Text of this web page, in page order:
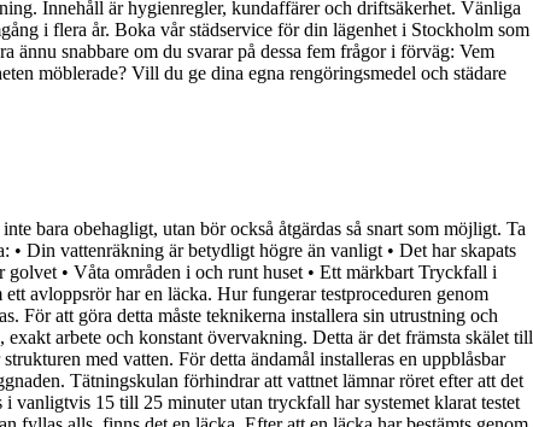
Innehåll är hygienregler, kundaffärer och driftsäkerhet. Vänliga
i flera år. Boka vår städservice för din lägenhet i Stockholm som
ännu snabbare om du svarar på dessa fem frågor i förväg: Vem
möblerade? Vill du ge dina egna rengöringsmedel och städare
bara obehagligt, utan bör också åtgärdas så snart som möjligt. Ta
Din vattenräkning är betydligt högre än vanligt • Det har skapats
• Våta områden i och runt huset • Ett märkbart Tryckfall i
avloppsrör har en läcka. Hur fungerar testproceduren genom
För att göra detta måste teknikerna installera sin utrustning och
arbete och konstant övervakning. Detta är det främsta skälet till
med vatten. För detta ändamål installeras en uppblåsbar
Tätningskulan förhindrar att vattnet lämnar röret efter att det
vanligtvis 15 till 25 minuter utan tryckfall har systemet klarat testet